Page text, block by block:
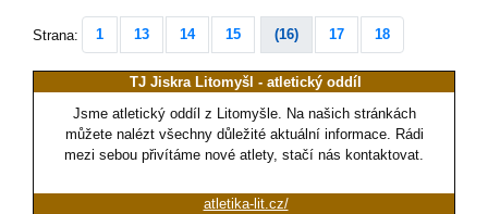
Strana: 1 13 14 15 (16) 17 18
TJ Jiskra Litomyšl - atletický oddíl
Jsme atletický oddíl z Litomyšle. Na našich stránkách
můžete nalézt všechny důležité aktuální informace. Rádi
mezi sebou přivítáme nové atlety, stačí nás kontaktovat.
atletika-lit.cz/